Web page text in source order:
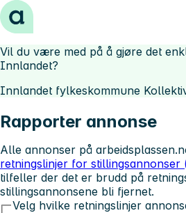
Hopp til innhold
Vil du være med på å gjøre det
Innlandet?
Innlandet fylkeskommune
Rapporter annonse
Alle annonser på
retningslinjer for stillingsannonser
tilfeller der det er brudd på
stillingsannonsene bli fjernet.
Velg hvilke retningslinjer